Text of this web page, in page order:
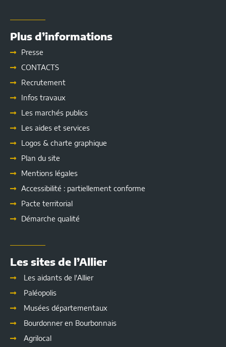
Plus d’informations
Presse
CONTACTS
Recrutement
Infos travaux
Les marchés publics
Les aides et services
Logos & charte graphique
Plan du site
Mentions légales
Accessibilité : partiellement conforme
Pacte territorial
Démarche qualité
Les sites de l’Allier
Les aidants de l'Allier
Paléopolis
Musées départementaux
Bourdonner en Bourbonnais
Agrilocal